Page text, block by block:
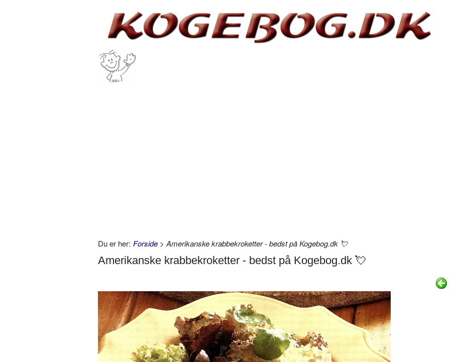
Du er her: Forside > Amerikanske krabbekroketter - bedst på Kogebog.dk 💘
Amerikanske krabbekroketter - bedst på Kogebog.dk 💘